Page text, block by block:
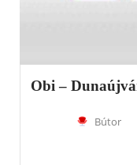
Obi –
Bútor